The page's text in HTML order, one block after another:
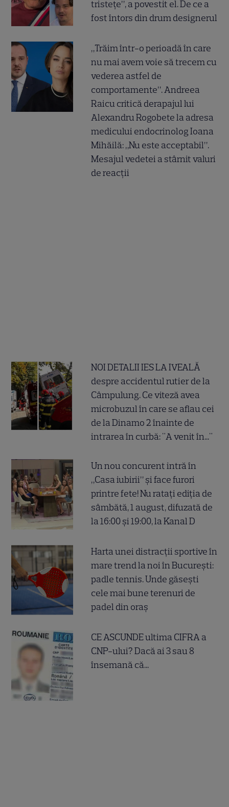
tristețe”, a povestit el. De ce a
fost întors din drum designerul
„Trăim într-o perioadă în care
nu mai avem voie să trecem cu
vederea astfel de
comportamente”. Andreea
Raicu critică derapajul lui
Alexandru Rogobete la adresa
medicului endocrinolog Ioana
Mihăilă: „Nu este acceptabil”.
Mesajul vedetei a stârnit valuri
de reacții
NOI DETALII IES LA IVEALĂ
despre accidentul rutier de la
Câmpulung. Ce viteză avea
microbuzul în care se aflau cei
de la Dinamo 2 înainte de
intrarea în curbă: "A venit în..."
Un nou concurent intră în
„Casa iubirii” și face furori
printre fete! Nu ratați ediția de
sâmbătă, 1 august, difuzată de
la 16:00 și 19:00, la Kanal D
Harta unei distracții sportive în
mare trend la noi în București:
padle tennis. Unde găsești
cele mai bune terenuri de
padel din oraș
CE ASCUNDE ultima CIFRA a
CNP-ului? Dacă ai 3 sau 8
însemană că...